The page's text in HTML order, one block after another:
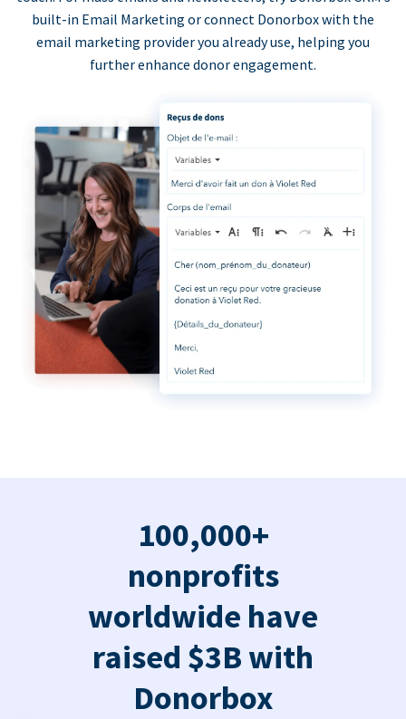
built-in Email Marketing or connect Donorbox with the
email marketing provider you already use, helping you
further enhance donor engagement.
100,000+
nonprofits
worldwide have
raised $3B with
Donorbox